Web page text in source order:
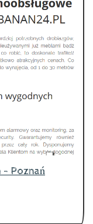
- Poznań